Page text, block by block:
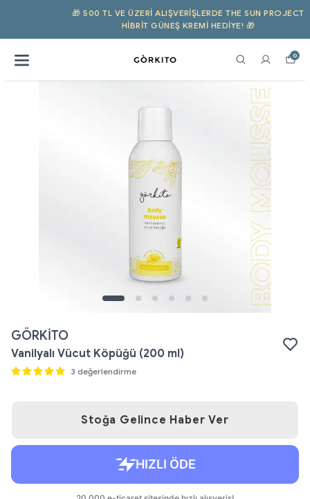
🎁 500 TL VE ÜZERI ALIŞVERIŞLERDE THE SUN PROJECT
HIBRIT GÜNEŞ KREMI HEDİYE! 🎁
0
GÖRKİTO
Vanilyalı Vücut Köpüğü (200 ml)
3 değerlendirme
Stoğa Gelince Haber Ver